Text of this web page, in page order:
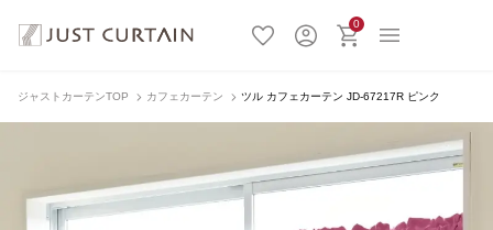
0
ジャストカーテンTOP カフェカーテン ツル カフェカーテン JD-67217R ピンク